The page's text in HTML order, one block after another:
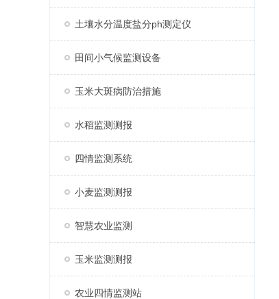
土壤水分温度盐分ph测定仪
田间小气候监测设备
玉米大斑病防治措施
水稻监测测报
四情监测系统
小麦监测测报
智慧农业监测
玉米监测测报
农业四情监测站